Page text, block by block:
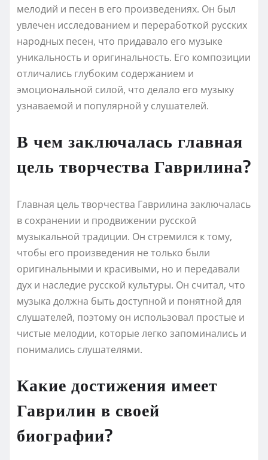
мелодий и песен в его произведениях. Он был
увлечен исследованием и переработкой русских
народных песен, что придавало его музыке
уникальность и оригинальность. Его композиции
отличались глубоким содержанием и
эмоциональной силой, что делало его музыку
узнаваемой и популярной у слушателей.
В чем заключалась главная
цель творчества Гаврилина?
Главная цель творчества Гаврилина заключалась
в сохранении и продвижении русской
музыкальной традиции. Он стремился к тому,
чтобы его произведения не только были
оригинальными и красивыми, но и передавали
дух и наследие русской культуры. Он считал, что
музыка должна быть доступной и понятной для
слушателей, поэтому он использовал простые и
чистые мелодии, которые легко запоминались и
понимались слушателями.
Какие достижения имеет
Гаврилин в своей
биографии?